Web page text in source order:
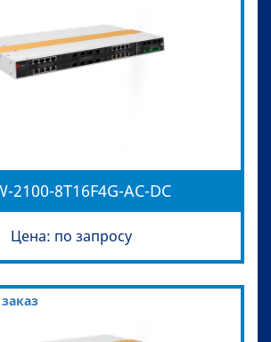
2100-8T16F4G-AC-DC
Цена: по запросу